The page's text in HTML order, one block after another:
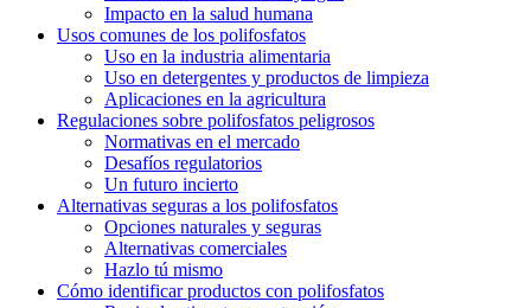
Impacto ​en ⁢la​ salud humana
Usos comunes de los ⁢polifosfatos
Uso en la industria alimentaria
Uso en detergentes y productos de⁢ limpieza
Aplicaciones en la ⁤agricultura
Regulaciones⁣ sobre polifosfatos peligrosos
Normativas en ⁣el mercado
Desafíos regulatorios
Un futuro incierto
Alternativas ‍seguras ⁤a los polifosfatos
Opciones naturales y seguras
Alternativas comerciales
Hazlo tú mismo
Cómo ‌identificar productos con ‍polifosfatos